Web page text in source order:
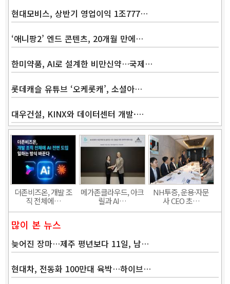
현대모비스, 상반기 영업이익 1조777…
‘애니팡2’ 엔드 콘텐츠, 20개월 만에…
한미약품, AI로 설계한 비만신약…국제…
롯데캐슬 유튜브 ‘오케롯캐’, 소셜아…
대우건설, KINX와 데이터센터 개발·…
더존비즈온, 개발 조
직 전체에…
메가존클라우드, 아크
릴과 AI…
NH투증, 운용·자문
사 CEO 초…
많이 본 뉴스
늦어진 장마…제주 평년보다 11일, 남…
현대차, 전동화 100만대 육박…하이브…